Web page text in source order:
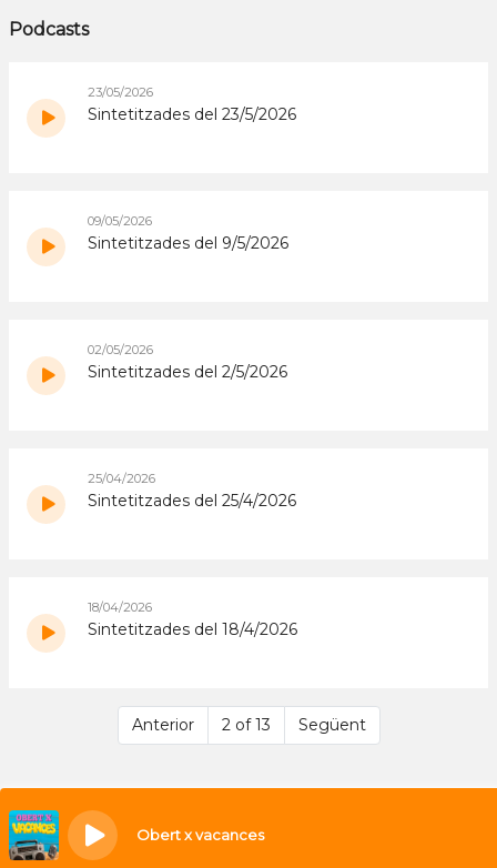
Podcasts
23/05/2026
Sintetitzades del 23/5/2026
09/05/2026
Sintetitzades del 9/5/2026
02/05/2026
Sintetitzades del 2/5/2026
25/04/2026
Sintetitzades del 25/4/2026
18/04/2026
Sintetitzades del 18/4/2026
Anterior 2 of 13 Següent
Obert x vacances